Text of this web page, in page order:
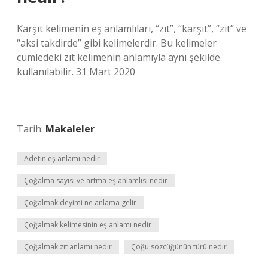
Karşıt kelimenin eş anlamlıları, “zıt”, “karşıt”, “zıt” ve
“aksi takdirde” gibi kelimelerdir. Bu kelimeler
cümledeki zıt kelimenin anlamıyla aynı şekilde
kullanılabilir. 31 Mart 2020
Tarih: Makaleler
Adetin eş anlamı nedir
Çoğalma sayısı ve artma eş anlamlısı nedir
Çoğalmak deyimi ne anlama gelir
Çoğalmak kelimesinin eş anlamı nedir
Çoğalmak zıt anlamı nedir Çoğu sözcüğünün türü nedir